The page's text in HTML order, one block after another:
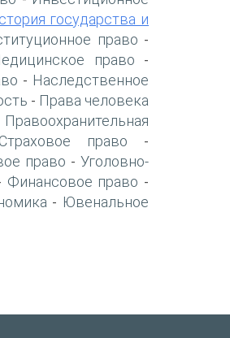
государства и
право -
право -
- Наследственное
- Права человека
Правоохранительная
Страховое право -
право -Уголовно-
Финансовое право -
- Ювенальное